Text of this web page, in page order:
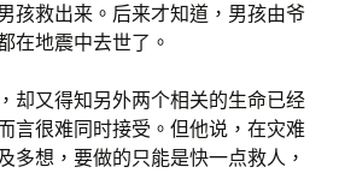
孩救出来。后来才知道，男孩由爷
在地震中去世了。
却又得知另外两个相关的生命已经
言很难同时接受。但他说，在灾难
多想，要做的只能是快一点救人，